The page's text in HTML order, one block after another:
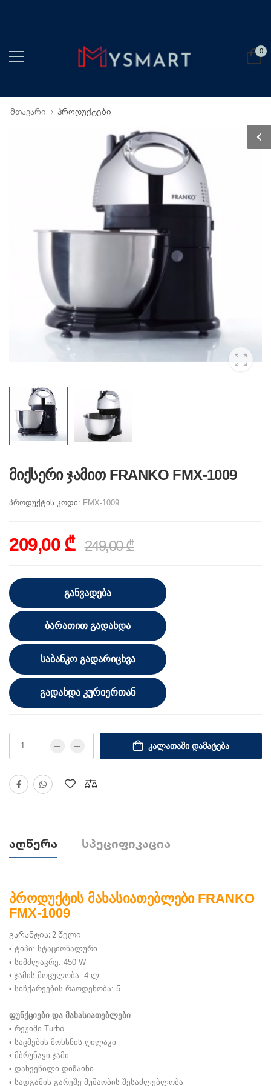
0
მთავარი პროდუქტები
მიქსერი ჯამით FRANKO FMX-1009
პროდუქტის კოდი: FMX-1009
209,00 ₾ 249,00 ₾
ᲒᲐᲜᲕᲐᲓᲔᲑᲐ
ᲑᲐᲠᲐᲗᲘᲗ ᲒᲐᲓᲐᲮᲓᲐ
ᲡᲐᲑᲐᲜᲙᲝ ᲒᲐᲓᲐᲠᲘᲪᲮᲕᲐ
ᲒᲐᲓᲐᲮᲓᲐ ᲙᲣᲠᲘᲔᲠᲗᲐᲜ
ᲙᲐᲚᲐᲗᲐᲨᲘ ᲓᲐᲛᲐᲢᲔᲑᲐ
Აღწერა Სპეციფიკაცია
პროდუქტის მახასიათებლები FRANKO
FMX-1009
გარანტია: 2 წელი
• ტიპი: სტაციონალური
• სიმძლავრე: 450 W
• ჯამის მოცულობა: 4 ლ
• სიჩქარეების რაოდენობა: 5
ფუნქციები და მახასიათებლები
• რეჟიმი Turbo
• საცმების მოხსნის ღილაკი
• მბრუნავი ჯამი
• დახვეწილი დიზაინი
• სადგამის გარეშე მუშაობის შესაძლებლობა